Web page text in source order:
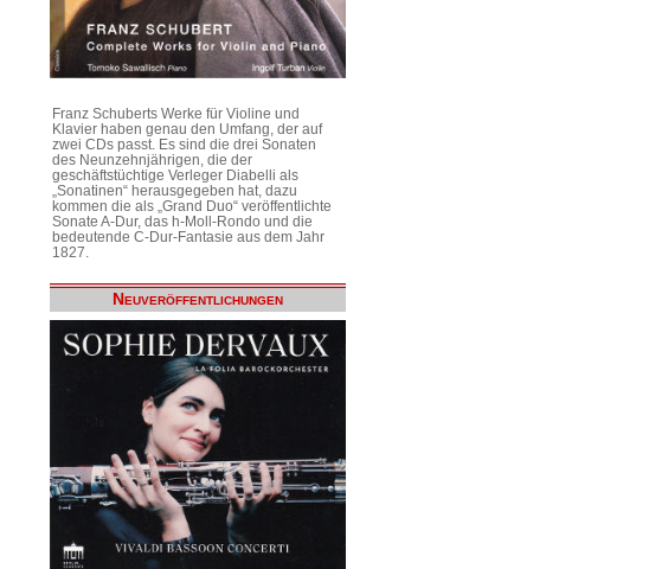
Franz Schuberts Werke für Violine und
Klavier haben genau den Umfang, der auf
zwei CDs passt. Es sind die drei Sonaten
des Neunzehnjährigen, die der
geschäftstüchtige Verleger Diabelli als
„Sonatinen“ herausgegeben hat, dazu
kommen die als „Grand Duo“ veröffentlichte
Sonate A-Dur, das h-Moll-Rondo und die
bedeutende C-Dur-Fantasie aus dem Jahr
1827.
Neuveröffentlichungen